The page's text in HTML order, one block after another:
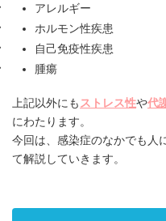
アレルギー
ホルモン性疾患
自己免疫性疾患
腫瘍
上記以外にも ストレス性や代
にわたります。
今回は、感染症のなかでも人
て解説していきます。